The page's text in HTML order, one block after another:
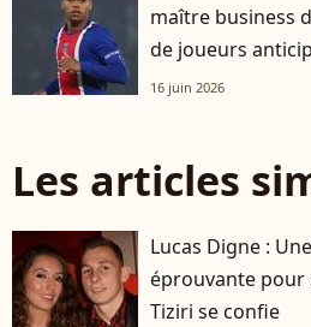
maître business
de joueurs
16 juin 2026
Les articles
Lucas Digne :
éprouvante pour
Tiziri se confie